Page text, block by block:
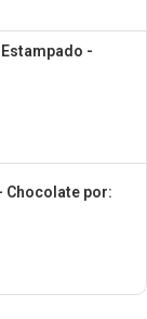
-
Chocolate por: